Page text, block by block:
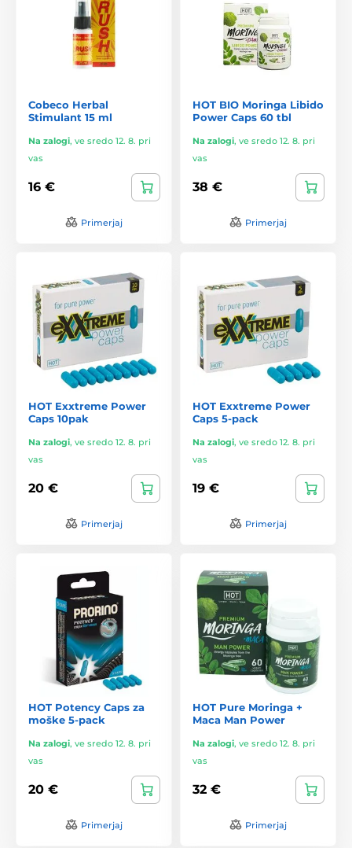
Cobeco Herbal
Stimulant 15 ml
Na zalogi, ve sredo 12. 8. pri
vas
16 €
Primerjaj
HOT BIO Moringa Libido
Power Caps 60 tbl
Na zalogi, ve sredo 12. 8. pri
vas
38 €
Primerjaj
HOT Exxtreme Power
Caps 10pak
Na zalogi, ve sredo 12. 8. pri
vas
20 €
Primerjaj
HOT Exxtreme Power
Caps 5-pack
Na zalogi, ve sredo 12. 8. pri
vas
19 €
Primerjaj
HOT Potency Caps za
moške 5-pack
Na zalogi, ve sredo 12. 8. pri
vas
20 €
Primerjaj
HOT Pure Moringa +
Maca Man Power
Na zalogi, ve sredo 12. 8. pri
vas
32 €
Primerjaj